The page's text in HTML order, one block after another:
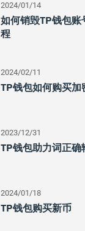
2024/01/14
如何销毁TP钱包
程
2024/02/11
TP钱包如何购买
2023/12/31
TP钱包助力词正确
2024/01/18
TP钱包购买新币